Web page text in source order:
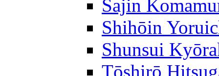
Sajin
Shihōin
Shunsui
Tōshirō